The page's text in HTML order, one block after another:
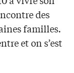
des
familles.
et on s’est